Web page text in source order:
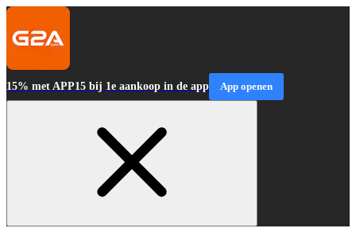
15% met APP15 bij 1e aankoop in de app App openen